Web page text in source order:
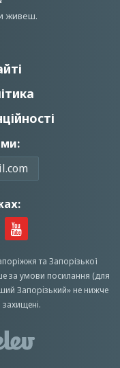
живеш.
та Запорізької
за умови посилання (для
Запорiзький» не нижче
захищенi.